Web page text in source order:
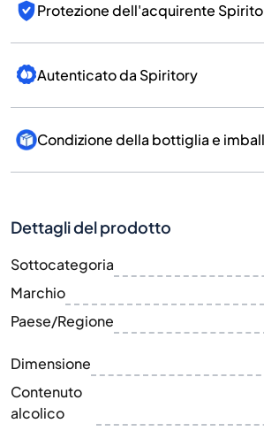
Protezione dell'acquirente
Autenticato da Spiritory
Condizione della bottiglia e
Dettagli del prodotto
Sottocategoria
Marchio
Paese/Regione
Dimensione
Contenuto
alcolico